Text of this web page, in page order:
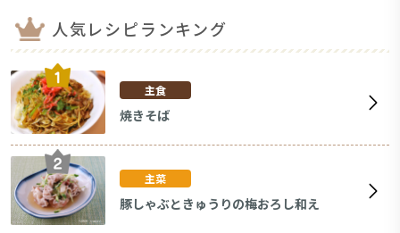
人気レシピランキング
主食
焼きそば
主菜
豚しゃぶときゅうりの梅おろし和え